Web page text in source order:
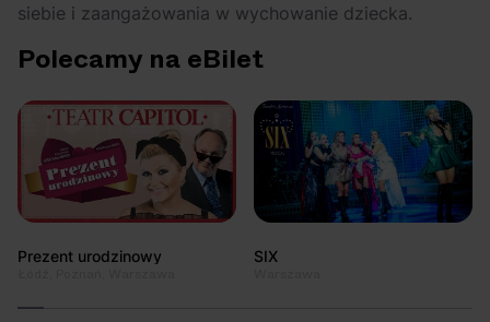
siebie i zaangażowania w wychowanie dziecka.
Polecamy na eBilet
Prezent urodzinowy SIX